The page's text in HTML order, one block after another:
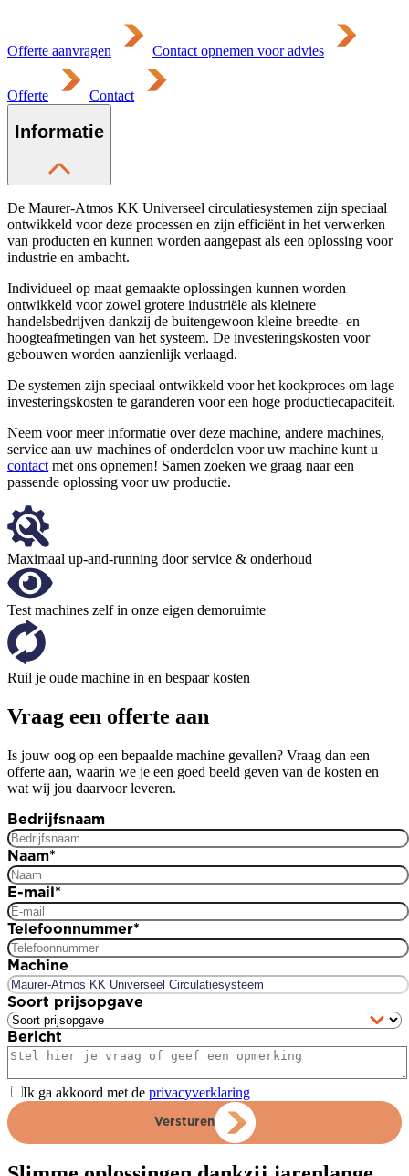
Offerte aanvragen Contact opnemen voor advies
Offerte Contact
Informatie
De Maurer-Atmos KK Universeel circulatiesystemen zijn speciaal
ontwikkeld voor deze processen en zijn efficiënt in het verwerken
van producten en kunnen worden aangepast als een oplossing voor
industrie en ambacht.
Individueel op maat gemaakte oplossingen kunnen worden
ontwikkeld voor zowel grotere industriële als kleinere
handelsbedrijven dankzij de buitengewoon kleine breedte- en
hoogteafmetingen van het systeem. De investeringskosten voor
gebouwen worden aanzienlijk verlaagd.
De systemen zijn speciaal ontwikkeld voor het kookproces om lage
investeringskosten te garanderen voor een hoge productiecapaciteit.
Neem voor meer informatie over deze machine, andere machines,
service aan uw machines of onderdelen voor uw machine kunt u
contact met ons opnemen! Samen zoeken we graag naar een
passende oplossing voor uw productie.
Maximaal up-and-running door service & onderhoud
Test machines zelf in onze eigen demoruimte
Ruil je oude machine in en bespaar kosten
Vraag een offerte aan
Is jouw oog op een bepaalde machine gevallen? Vraag dan een
offerte aan, waarin we je een goed beeld geven van de kosten en
wat wij jou daarvoor leveren.
Bedrijfsnaam
Naam*
E-mail*
Telefoonnummer*
Machine
Soort prijsopgave
Bericht
Ik ga akkoord met de privacyverklaring
Versturen